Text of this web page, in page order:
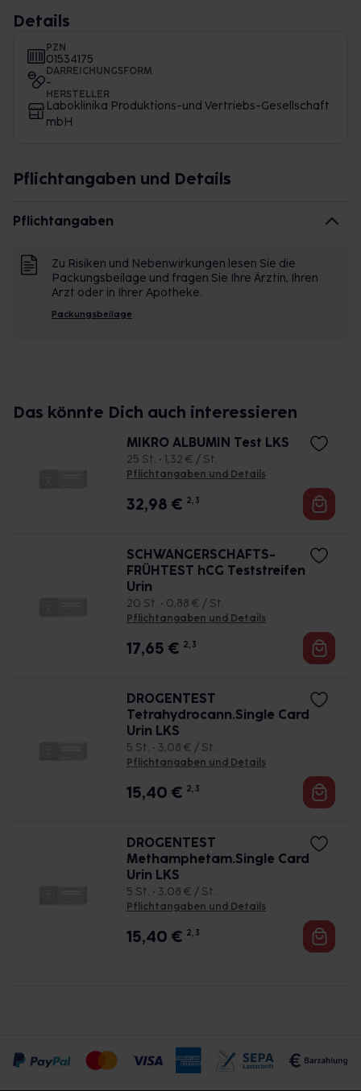
Details
PZN
01534175
DARREICHUNGSFORM
-
HERSTELLER
Laboklinika Produktions-und Vertriebs-Gesellschaft
mbH
Pflichtangaben und Details
Pflichtangaben
Zu Risiken und Nebenwirkungen lesen Sie die
Packungsbeilage und fragen Sie Ihre Ärztin, Ihren
Arzt oder in Ihrer Apotheke.
Packungsbeilage
Das könnte Dich auch interessieren
MIKRO ALBUMIN Test LKS
25 St. • 1,32 € / St.
Pflichtangaben und Details
32,98 € 2, 3
SCHWANGERSCHAFTS-
FRÜHTEST hCG Teststreifen
Urin
20 St. • 0,88 € / St.
Pflichtangaben und Details
17,65 € 2, 3
DROGENTEST
Tetrahydrocann.Single Card
Urin LKS
5 St. • 3,08 € / St.
Pflichtangaben und Details
15,40 € 2, 3
DROGENTEST
Methamphetam.Single Card
Urin LKS
5 St. • 3,08 € / St.
Pflichtangaben und Details
15,40 € 2, 3